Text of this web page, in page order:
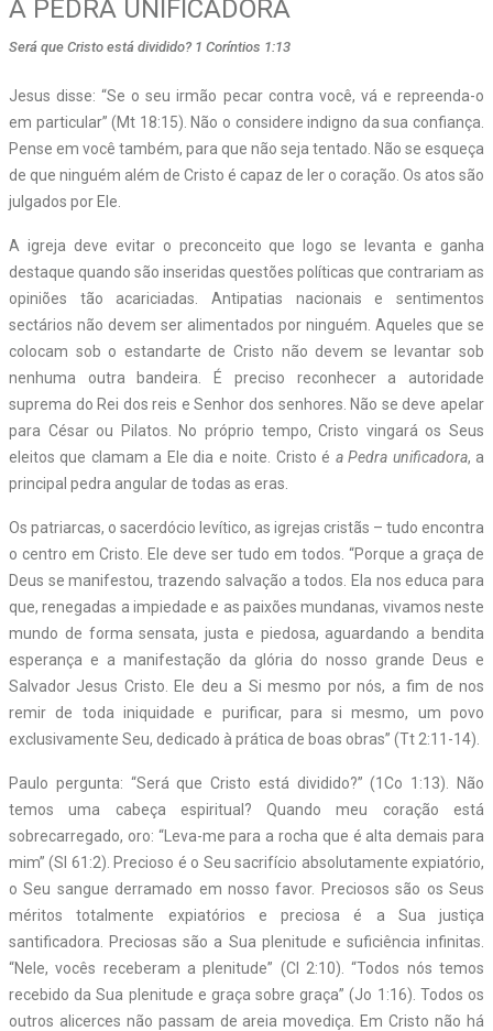
A PEDRA UNIFICADORA
Será que Cristo está dividido? 1 Coríntios 1:13
Jesus disse: “Se o seu irmão pecar contra você, vá e repreenda-o
em particular” (Mt 18:15). Não o considere indigno da sua confiança.
Pense em você também, para que não seja tentado. Não se esqueça
de que ninguém além de Cristo é capaz de ler o coração. Os atos são
julgados por Ele.
A igreja deve evitar o preconceito que logo se levanta e ganha
destaque quando são inseridas questões políticas que contrariam as
opiniões tão acariciadas. Antipatias nacionais e sentimentos
sectários não devem ser alimentados por ninguém. Aqueles que se
colocam sob o estandarte de Cristo não devem se levantar sob
nenhuma outra bandeira. É preciso reconhecer a autoridade
suprema do Rei dos reis e Senhor dos senhores. Não se deve apelar
para César ou Pilatos. No próprio tempo, Cristo vingará os Seus
eleitos que clamam a Ele dia e noite. Cristo é a Pedra unificadora, a
principal pedra angular de todas as eras.
Os patriarcas, o sacerdócio levítico, as igrejas cristãs – tudo encontra
o centro em Cristo. Ele deve ser tudo em todos. “Porque a graça de
Deus se manifestou, trazendo salvação a todos. Ela nos educa para
que, renegadas a impiedade e as paixões mundanas, vivamos neste
mundo de forma sensata, justa e piedosa, aguardando a bendita
esperança e a manifestação da glória do nosso grande Deus e
Salvador Jesus Cristo. Ele deu a Si mesmo por nós, a fim de nos
remir de toda iniquidade e purificar, para si mesmo, um povo
exclusivamente Seu, dedicado à prática de boas obras” (Tt 2:11-14).
Paulo pergunta: “Será que Cristo está dividido?” (1Co 1:13). Não
temos uma cabeça espiritual? Quando meu coração está
sobrecarregado, oro: “Leva-me para a rocha que é alta demais para
mim” (Sl 61:2). Precioso é o Seu sacrifício absolutamente expiatório,
o Seu sangue derramado em nosso favor. Preciosos são os Seus
méritos totalmente expiatórios e preciosa é a Sua justiça
santificadora. Preciosas são a Sua plenitude e suficiência infinitas.
“Nele, vocês receberam a plenitude” (Cl 2:10). “Todos nós temos
recebido da Sua plenitude e graça sobre graça” (Jo 1:16). Todos os
outros alicerces não passam de areia movediça. Em Cristo não há